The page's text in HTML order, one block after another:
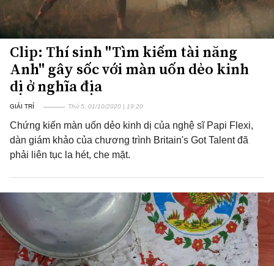
Clip: Thí sinh "Tìm kiếm tài năng
Anh" gây sốc với màn uốn dẻo kinh
dị ở nghĩa địa
GIẢI TRÍ Thứ 5, 01/10/2020 | 19:20
Chứng kiến màn uốn dẻo kinh dị của nghệ sĩ Papi Flexi,
dàn giám khảo của chương trình Britain's Got Talent đã
phải liên tục la hét, che mặt.